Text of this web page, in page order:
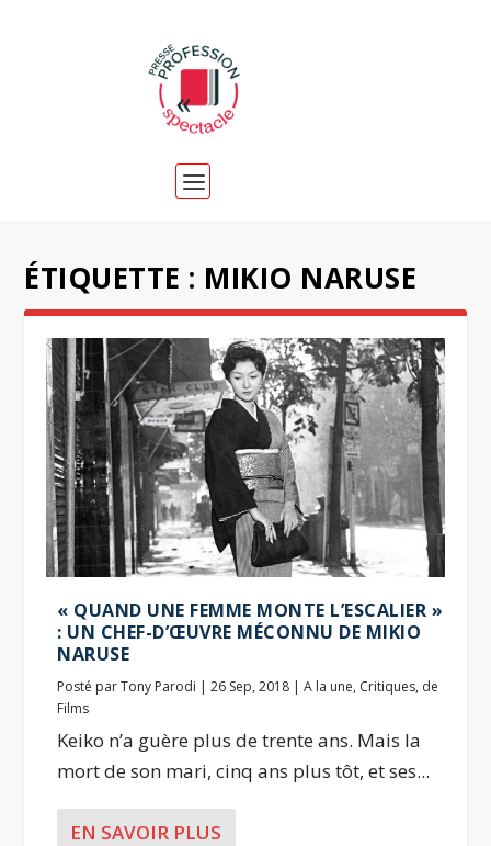
ÉTIQUETTE : MIKIO NARUSE
« QUAND UNE FEMME MONTE L’ESCALIER »
: UN CHEF-D’ŒUVRE MÉCONNU DE MIKIO
NARUSE
Posté parTony Parodi |26 Sep, 2018 |A la une, Critiques, de
Films
Keiko n’a guère plus de trente ans. Mais la
mort de son mari, cinq ans plus tôt, et ses...
EN SAVOIR PLUS